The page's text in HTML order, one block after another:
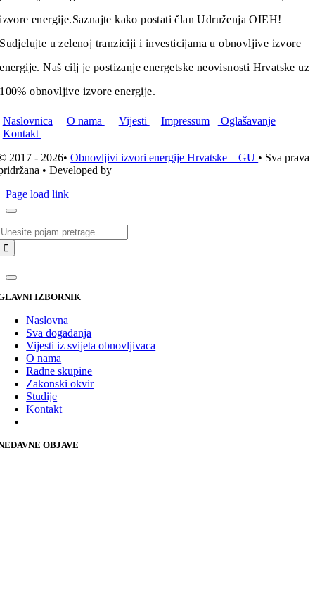
izvore energije.Saznajte kako postati član Udruženja OIEH!
Sudjelujte u zelenoj tranziciji i investicijama u obnovljive izvore
energije. Naš cilj je postizanje energetske neovisnosti Hrvatske uz
100% obnovljive izvore energije.
Naslovnica O nama Vijesti Impressum
Oglašavanje
Kontakt
2017 - 2026•Obnovljivi izvori energije Hrvatske – GU • Sva prava
• Developed by
Page load link
IZBORNIK
Naslovna
Sva događanja
Vijesti iz svijeta obnovljivaca
O nama
Radne skupine
Zakonski okvir
Studije
Kontakt
OBJAVE